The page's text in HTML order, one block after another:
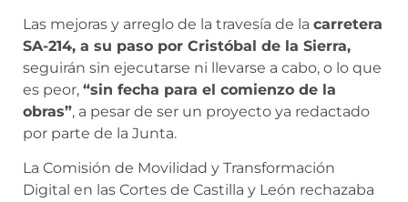
Las mejoras y arreglo de la travesía de la carretera
SA-214, a su paso por Cristóbal de la Sierra,
seguirán sin ejecutarse ni llevarse a cabo, o lo que
es peor, “sin fecha para el comienzo de la
obras”, a pesar de ser un proyecto ya redactado
por parte de la Junta.
La Comisión de Movilidad y Transformación
Digital en las Cortes de Castilla y León rechazaba